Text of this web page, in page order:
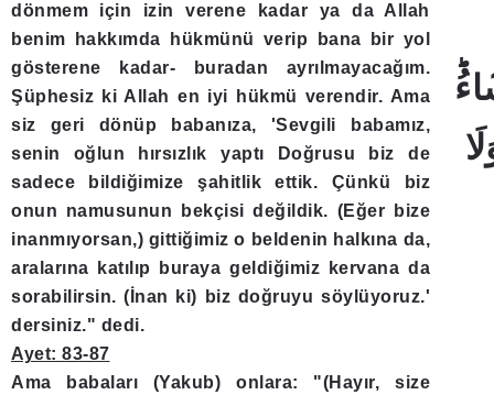
dönmem için izin verene kadar ya da Allah
benim hakkımda hükmünü verip bana bir yol
gösterene kadar- buradan ayrılmayacağım.
Şüphesiz ki Allah en iyi hükmü verendir. Ama
siz geri dönüp babanıza, 'Sevgili babamız,
senin oğlun hırsızlık yaptı Doğrusu biz de
sadece bildiğimize şahitlik ettik. Çünkü biz
onun namusunun bekçisi değildik. (Eğer bize
inanmıyorsan,) gittiğimiz o beldenin halkına da,
aralarına katılıp buraya geldiğimiz kervana da
sorabilirsin. (İnan ki) biz doğruyu söylüyoruz.'
dersiniz." dedi.
Ayet: 83-87
Ama babaları (Yakub) onlara: "(Hayır, size